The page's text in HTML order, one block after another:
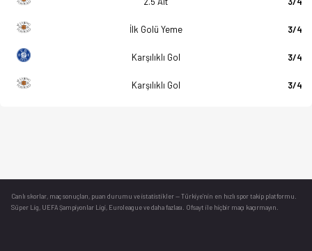
İlk Golü Yeme 3/4
Karşılıklı Gol 3/4
Karşılıklı Gol 3/4
Canlı skorlar , maç sonuçları, puan durumu ve istatistikler — Türkiye’nin en hızlı spor takip platformu.
Süper Lig, UEFA Şampiyonlar Ligi, Euroleague ve daha fazlası. Ofsayt ile hiçbir maçı kaçırmayın.